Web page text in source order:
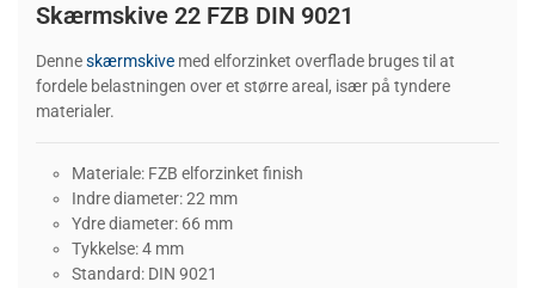
Skærmskive 22 FZB DIN 9021
Denneskærmskive med elforzinket overflade bruges til at
fordele belastningen over et større areal, især på tyndere
materialer.
Materiale: FZB elforzinket finish
Indre diameter: 22 mm
Ydre diameter: 66 mm
Tykkelse: 4 mm
Standard: DIN 9021